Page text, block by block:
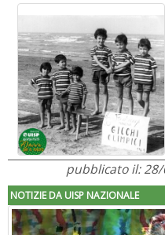
pubblicato il:
NOTIZIE DA UISP NAZIONALE